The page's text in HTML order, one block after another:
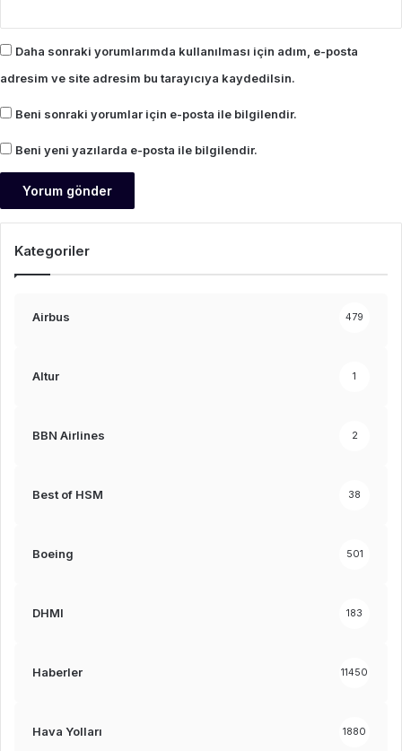
Daha sonraki yorumlarımda kullanılması için adım, e-posta
adresim ve site adresim bu tarayıcıya kaydedilsin.
Beni sonraki yorumlar için e-posta ile bilgilendir.
Beni yeni yazılarda e-posta ile bilgilendir.
Kategoriler
Airbus 479
Altur 1
BBN Airlines 2
Best of HSM 38
Boeing 501
DHMI 183
Haberler 11450
Hava Yolları 1880